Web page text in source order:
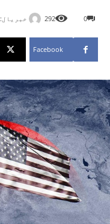
خبریال: 0
292
Facebook